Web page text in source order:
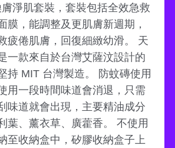
膚淨肌套裝，套裝包括全效急救
膜，能調整及更肌膚新週期，
疲倦肌膚，回復細緻幼滑。 天
一款來自於台灣艾薩汶設計的
持 MIT 台灣製造。 防蚊磚使用
用一段時間味道會消退，只需
味道就會出現，主要精油成分
葉、薰衣草、廣藿香。 不使用
至收納盒中，矽膠收納盒子上